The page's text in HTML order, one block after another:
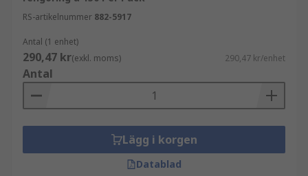
RS-artikelnummer 882-5917
Antal (1 enhet)
290,47 kr(exkl. moms) 290,47 kr/enhet
Antal
Lägg i korgen
Datablad